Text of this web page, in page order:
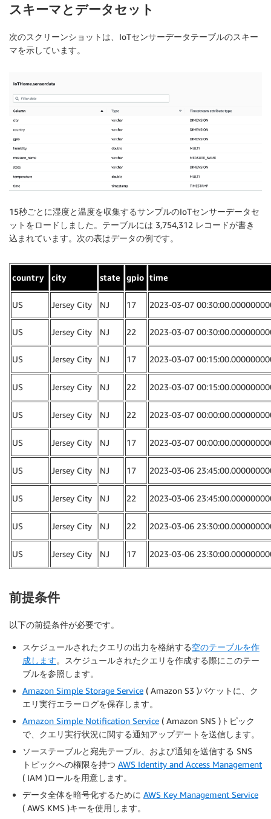
スキーマとデータセット
次のスクリーンショットは、IoTセンサーデータテーブルのスキー
マを示しています。
15秒ごとに湿度と温度を収集するサンプルのIoTセンサーデータセ
ットをロードしました。テーブルには 3,754,312 レコードが書き
込まれています。次の表はデータの例です。
country city state gpio time
US Jersey City NJ 17 2023-03-07
US Jersey City NJ 22 2023-03-07
US Jersey City NJ 17 2023-03-07
US Jersey City NJ 22 2023-03-07
US Jersey City NJ 22 2023-03-07
US Jersey City NJ 17 2023-03-07
US Jersey City NJ 17 2023-03-06
US Jersey City NJ 22 2023-03-06
US Jersey City NJ 22 2023-03-06
US Jersey City NJ 17 2023-03-06
前提条件
以下の前提条件が必要です。
スケジュールされたクエリの出力を格納する空のテーブルを作
成します。スケジュールされたクエリを作成する際にこのテー
ブルを参照します。
Amazon Simple Storage Service ( Amazon S3 )バケットに、ク
エリ実行エラーログを保存します。
Amazon Simple Notification Service ( Amazon SNS )トピック
で、クエリ実行状況に関する通知アップデートを送信します。
ソーステーブルと宛先テーブル、および通知を送信する SNS
トピックへの権限を持つ AWS Identity and Access Management
( IAM )ロールを用意します。
データ全体を暗号化するために AWS Key Management Service
( AWS KMS )キーを使用します。